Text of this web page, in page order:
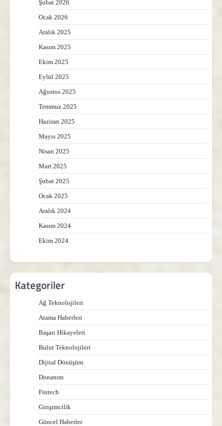
Şubat 2026
Ocak 2026
Aralık 2025
Kasım 2025
Ekim 2025
Eylül 2025
Ağustos 2025
Temmuz 2025
Haziran 2025
Mayıs 2025
Nisan 2025
Mart 2025
Şubat 2025
Ocak 2025
Aralık 2024
Kasım 2024
Ekim 2024
Kategoriler
Ağ Teknolojileri
Atama Haberleri
Başarı Hikayeleri
Bulut Teknolojileri
Dijital Dönüşüm
Donanım
Fintech
Girişimcilik
Güncel Haberler